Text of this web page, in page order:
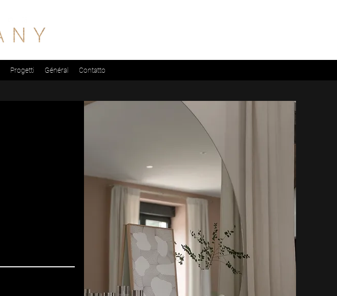
Progetti Général Contatto